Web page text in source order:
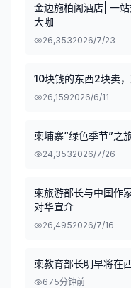
金边施柏阁酒店| 一
大咖
26,3532026/7/23
10块钱的东西2块卖，
26,1592026/6/11
柬埔寨“绿色季节”之
24,3532026/7/26
柬旅游部长与中国作
对华宣介
26,4952026/7/16
柬教育部长明早将在
675分钟前